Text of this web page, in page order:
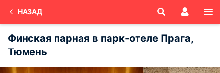
НАЗАД
Финская парная в парк-отеле Прага,
Тюмень